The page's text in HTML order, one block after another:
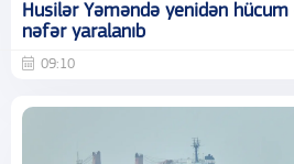
Husilər Yəməndə yenidən
nəfər yaralanıb
09:10